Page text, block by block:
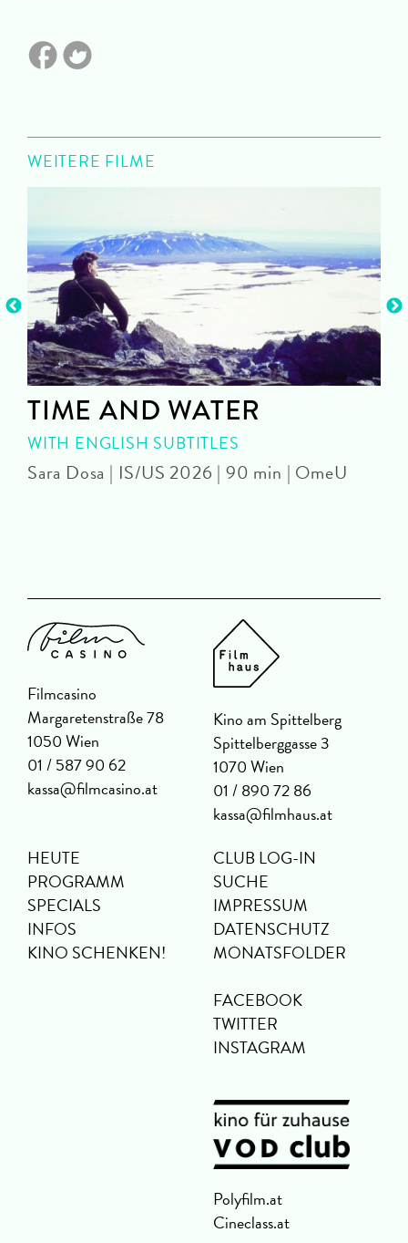
WEITERE FILME
TIME AND WATER
WITH ENGLISH SUBTITLES
Sara Dosa | IS/US 2026 | 90 min | OmeU
Filmcasino
Margaretenstraße 78
1050 Wien
01 / 587 90 62
kassa@filmcasino.at
Kino am Spittelberg
Spittelberggasse 3
1070 Wien
01 / 890 72 86
kassa@filmhaus.at
HEUTE
PROGRAMM
SPECIALS
INFOS
KINO SCHENKEN!
CLUB LOG-IN
SUCHE
IMPRESSUM
DATENSCHUTZ
MONATSFOLDER
FACEBOOK
TWITTER
INSTAGRAM
Polyfilm.at
Cineclass.at